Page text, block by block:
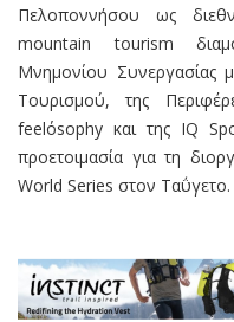
Πελοποννήσου ως
mountain tourism
Μνημονίου Συνεργασίας
Τουρισμού, της
feelόsophy και της IQ
προετοιμασία για τη
World Series στον Ταΰγετο.